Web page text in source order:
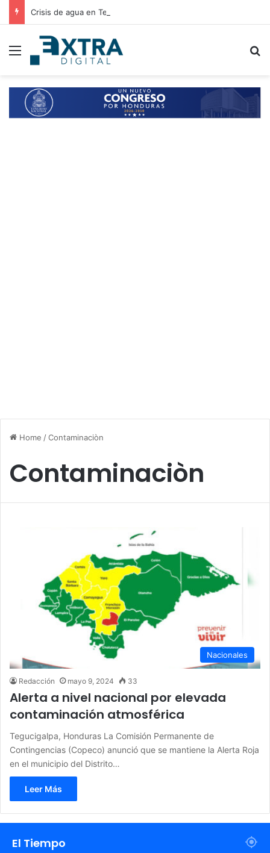
Menu
Home /Contaminaciòn
Contaminaciòn
Nacionales
Redacción mayo 9, 2024 33
Alerta a nivel nacional por elevada
contaminación atmosférica
Tegucigalpa, Honduras La Comisión Permanente de
Contingencias (Copeco) anunció que se mantiene la Alerta Roja
en el municipio del Distrito…
Leer Más
El Tiempo